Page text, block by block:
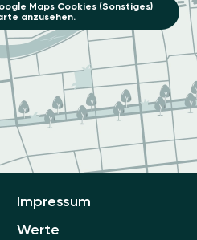
Maps Cookies (Sonstiges)
anzusehen.
Impressum
Werte